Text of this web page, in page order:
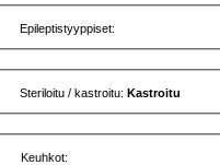
Epileptistyyppiset:
Steriloitu / kastroitu:Kastroitu
Keuhkot: